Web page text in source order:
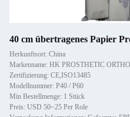
40 cm übertragenes Papier
Herkunftsort: China
Markenname: HK PROSTHETIC
Zertifizierung: CE,ISO13485
Modellnummer: P40 / P60
Min Bestellmenge: 1 Stück
Preis: USD 50~25 Per Role